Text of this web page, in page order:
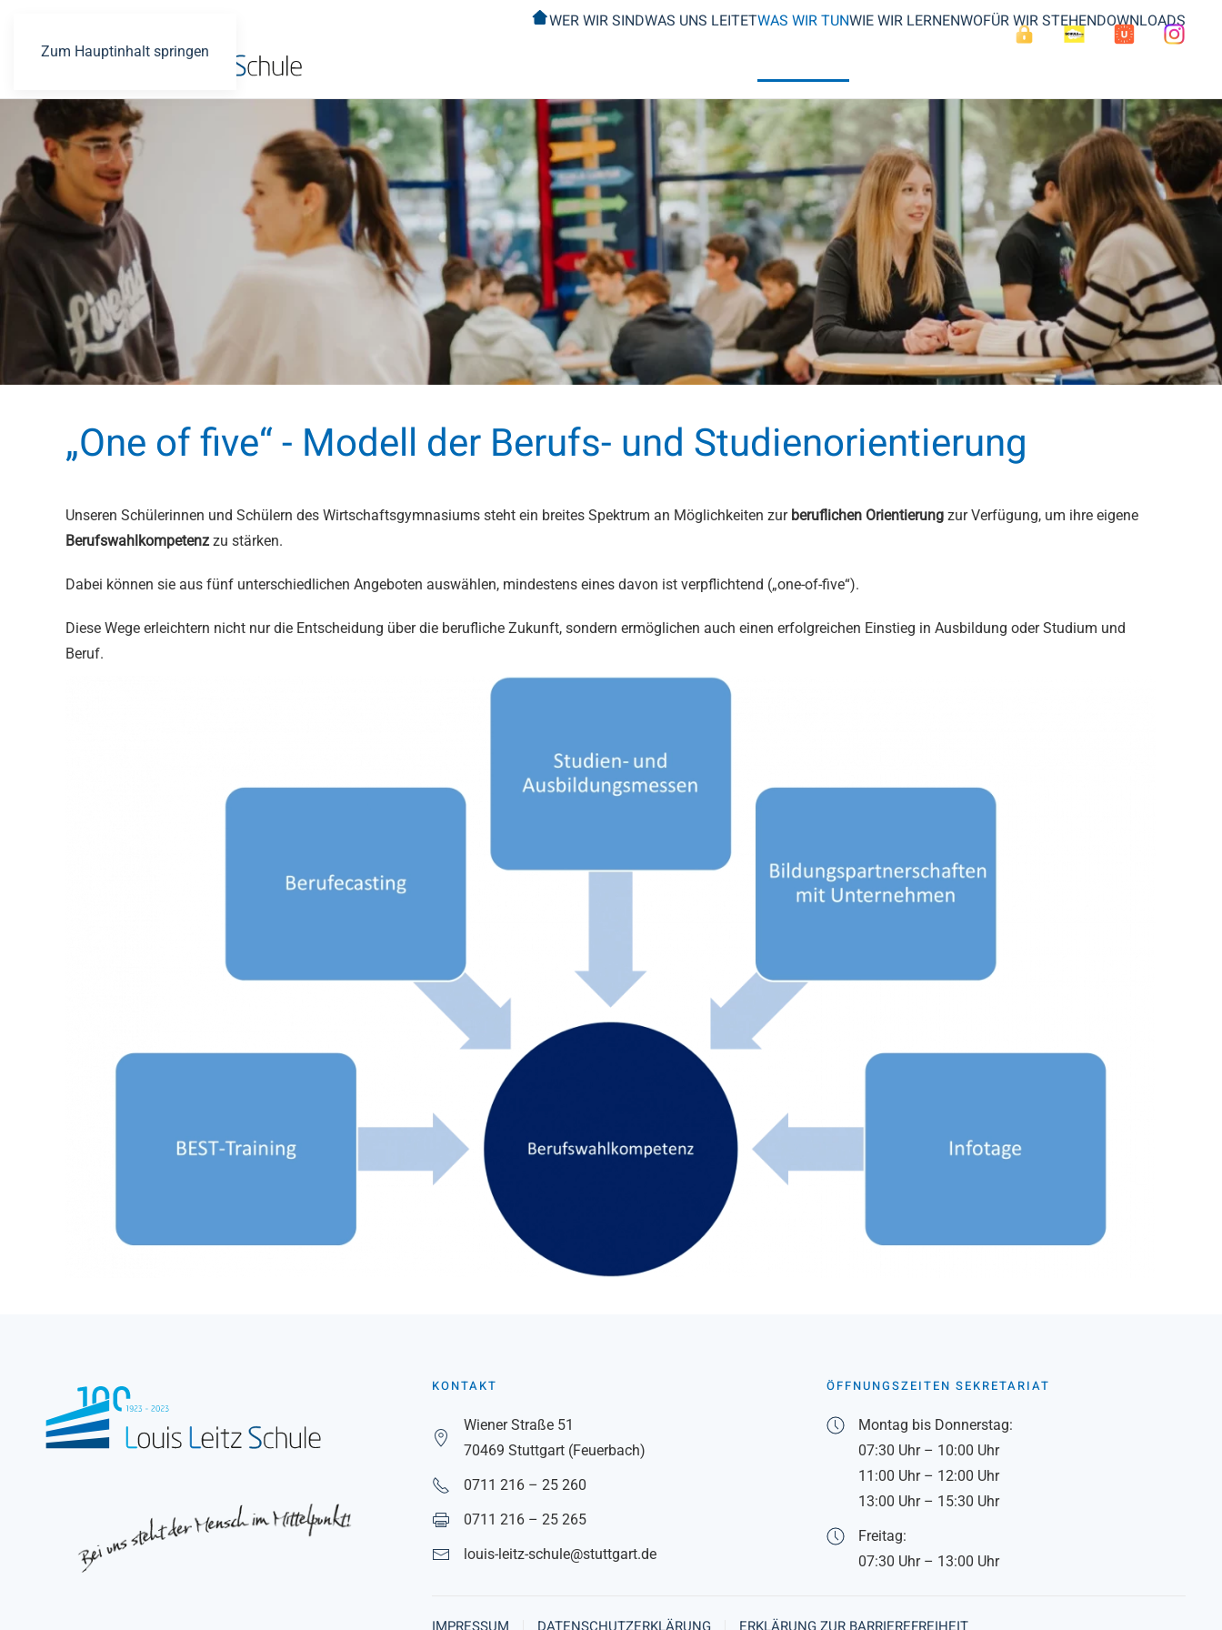
Zum Hauptinhalt springen
WER WIR SINDWAS UNS LEITETWAS WIR TUNWIE WIR LERNENWOFÜR WIR STEHENDOWNLOADS
„One of five“ - Modell der Berufs- und Studienorientierung
Unseren Schülerinnen und Schülern des Wirtschaftsgymnasiums steht ein breites Spektrum an Möglichkeiten zur beruflichen Orientierung zur Verfügung, um ihre eigene
Berufswahlkompetenz zu stärken.
Dabei können sie aus fünf unterschiedlichen Angeboten auswählen, mindestens eines davon ist verpflichtend („one-of-five“).
Diese Wege erleichtern nicht nur die Entscheidung über die berufliche Zukunft, sondern ermöglichen auch einen erfolgreichen Einstieg in Ausbildung oder Studium und
Beruf.
KONTAKT
Wiener Straße 51
70469 Stuttgart (Feuerbach)
0711 216 – 25 260
0711 216 – 25 265
louis-leitz-schule@stuttgart.de
ÖFFNUNGSZEITEN SEKRETARIAT
Montag bis Donnerstag:
07:30 Uhr – 10:00 Uhr
11:00 Uhr – 12:00 Uhr
13:00 Uhr – 15:30 Uhr
Freitag:
07:30 Uhr – 13:00 Uhr